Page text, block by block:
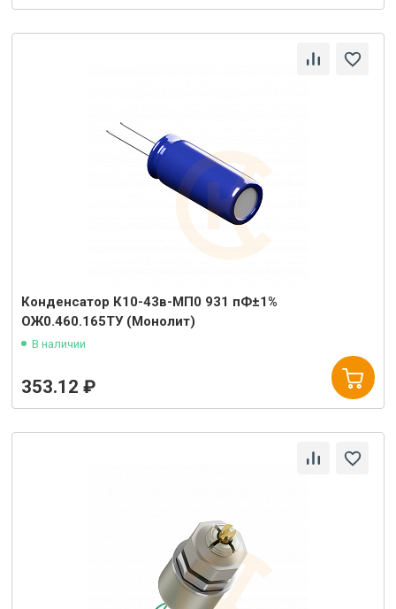
Конденсатор К10-43в-МП0 931 пФ±1%
ОЖ0.460.165ТУ (Монолит)
В наличии
353.12 ₽